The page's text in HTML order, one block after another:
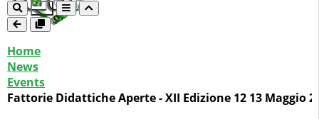
Home
News
Events
Fattorie Didattiche Aperte - XII Edizione 12 13 Maggio